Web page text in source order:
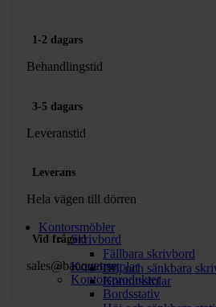
1-2 dagars
Behandlingstid
3-5 dagars
Leveranstid
Leverans
Hela vägen till dörren
Vid frågor!
sales@banquet.se
Kontorsmöbler
Skrivbord
Fällbara skrivbord
Höj och sänkbara
Kontorsstolar
Kontorsstolar
Kontorsprodukter
Bordsstativ